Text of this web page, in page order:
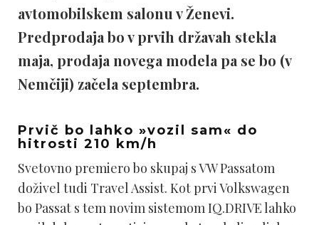
avtomobilskem salonu v Ženevi.
Predprodaja bo v prvih državah stekla
maja, prodaja novega modela pa se bo (v
Nemčiji) začela septembra.
Prvič bo lahko »vozil sam« do
hitrosti 210 km/h
Svetovno premiero bo skupaj s VW Passatom
doživel tudi Travel Assist. Kot prvi Volkswagen
bo Passat s tem novim sistemom IQ.DRIVE lahko